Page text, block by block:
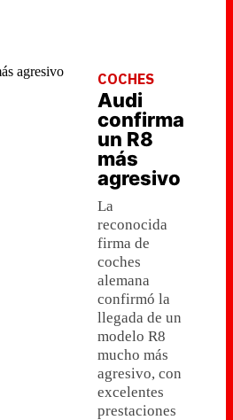
COCHES
Audi
confirma
un R8
más
agresivo
La
reconocida
firma de
coches
alemana
confirmó la
llegada de un
modelo R8
mucho más
agresivo, con
excelentes
prestaciones